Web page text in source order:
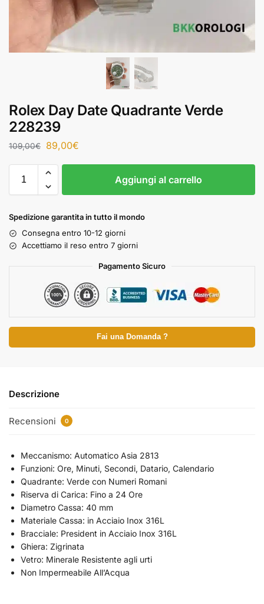
Rolex Day Date Quadrante Verde
228239
109,00€ 89,00€
Aggiungi al carrello
Spedizione garantita in tutto il mondo
Consegna entro 10-12 giorni
Accettiamo il reso entro 7 giorni
Pagamento Sicuro
Fai una Domanda ?
Descrizione
Recensioni 0
Meccanismo: Automatico Asia 2813
Funzioni: Ore, Minuti, Secondi, Datario, Calendario
Quadrante: Verde con Numeri Romani
Riserva di Carica: Fino a 24 Ore
Diametro Cassa: 40 mm
Materiale Cassa: in Acciaio Inox 316L
Bracciale: President in Acciaio Inox 316L
Ghiera: Zigrinata
Vetro: Minerale Resistente agli urti
Non Impermeabile All’Acqua